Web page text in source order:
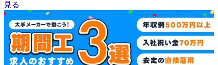
見る